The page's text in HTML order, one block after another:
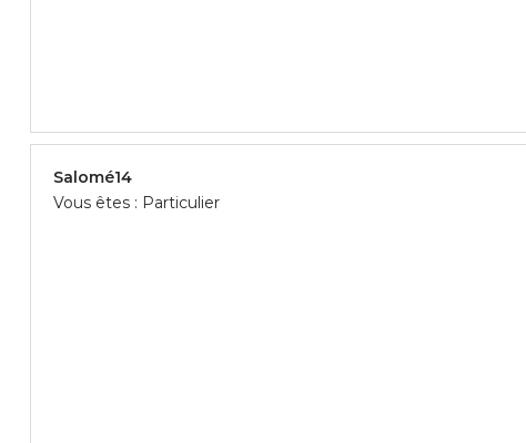
Salomé14
Vous êtes : Particulier